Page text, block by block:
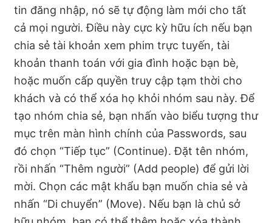
tin đăng nhập, nó sẽ tự động làm mới cho tất
cả mọi người. Điều này cực kỳ hữu ích nếu bạn
chia sẻ tài khoản xem phim trực tuyến, tài
khoản thanh toán với gia đình hoặc bạn bè,
hoặc muốn cấp quyền truy cập tạm thời cho
khách và có thể xóa họ khỏi nhóm sau này. Để
tạo nhóm chia sẻ, bạn nhấn vào biểu tượng thư
mục trên màn hình chính của Passwords, sau
đó chọn “Tiếp tục” (Continue). Đặt tên nhóm,
rồi nhấn “Thêm người” (Add people) để gửi lời
mời. Chọn các mật khẩu bạn muốn chia sẻ và
nhấn “Di chuyển” (Move). Nếu bạn là chủ sở